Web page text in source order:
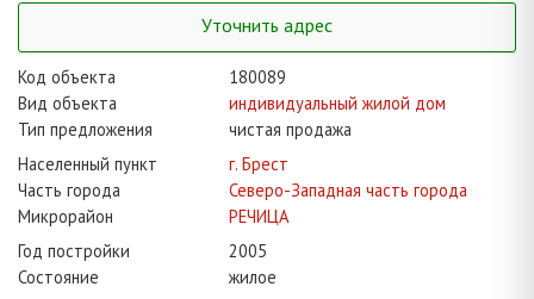
Уточнить адрес
Код объекта
180089
Вид объекта
индивидуальный жилой дом
Тип предложения
чистая продажа
Населенный пункт
г. Брест
Часть города
Северо-Западная часть города
Микрорайон
РЕЧИЦА
Год постройки
2005
Состояние
жилое